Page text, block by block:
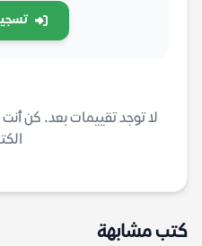
لا توجد تقييمات بعد. كن
كتب مشابهة